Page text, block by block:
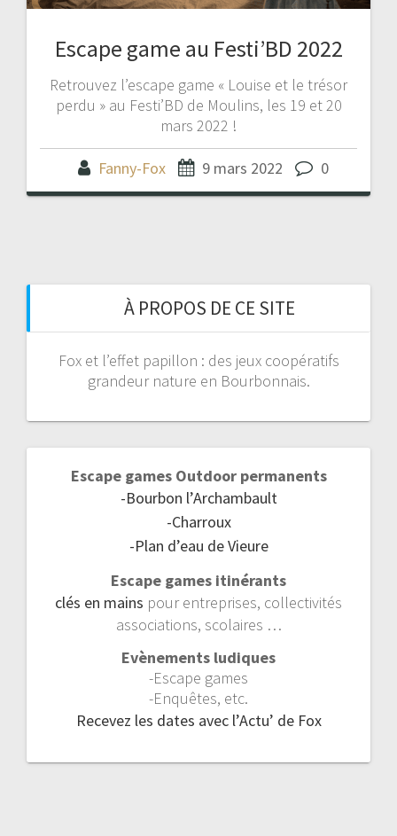
Escape game au Festi’BD 2022
Retrouvez l’escape game « Louise et le trésor
perdu » au Festi’BD de Moulins, les 19 et 20
mars 2022 !
Fanny-Fox 9 mars 2022 0
À PROPOS DE CE SITE
Fox et l’effet papillon : des jeux coopératifs
grandeur nature en Bourbonnais.
Escape games Outdoor permanents
-Bourbon l’Archambault
-Charroux
-Plan d’eau de Vieure
Escape games itinérants
clés en mains pour entreprises, collectivités
associations, scolaires …
Evènements ludiques
-Escape games
-Enquêtes, etc.
Recevez les dates avec l’Actu’ de Fox